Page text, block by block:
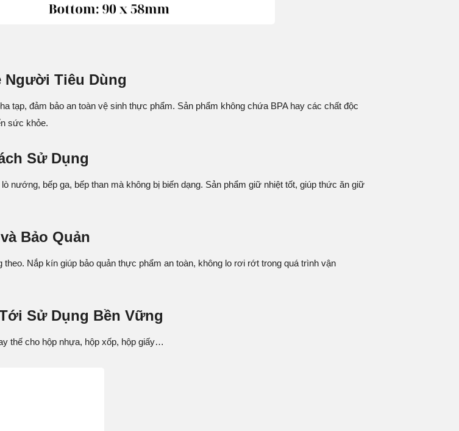
Người Tiêu Dùng
tạp, đảm bảo an toàn vệ sinh thực phẩm. Sản phẩm không chứa BPA hay các chất độc
sức khỏe.
Sử Dụng
nướng, bếp ga, bếp than mà không bị biến dạng. Sản phẩm giữ nhiệt tốt, giúp thức ăn giữ
Bảo Quản
Nắp kín giúp bảo quản thực phẩm an toàn, không lo rơi rớt trong quá trình vận
Sử Dụng Bền Vững
thế cho hộp nhựa, hộp xốp, hộp giấy…